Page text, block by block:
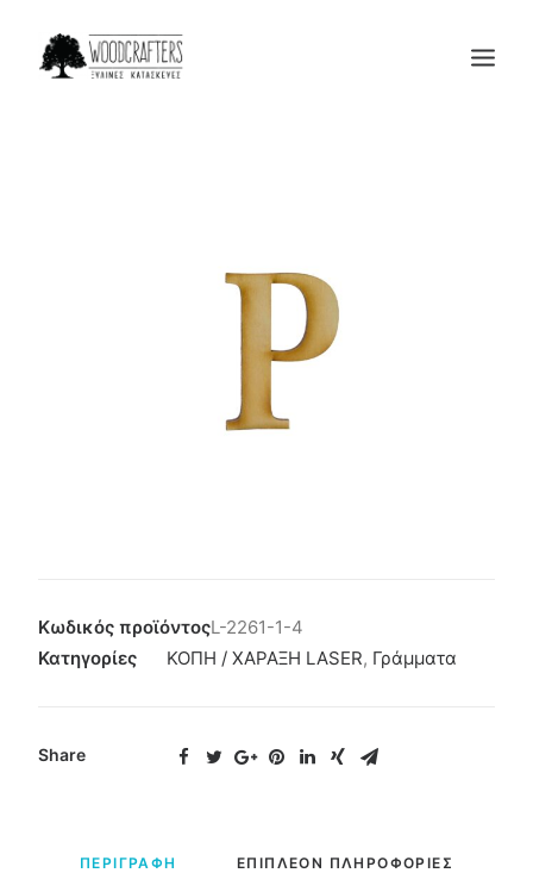
Κωδικός προϊόντοςL-2261-1-4
Κατηγορίες
ΚΟΠΗ / ΧΑΡΑΞΗ LASER, Γράμματα
Share
ΠΕΡΙΓΡΑΦΗ ΕΠΙΠΛΕΟΝ ΠΛΗΡΟΦΟΡΙΕΣ